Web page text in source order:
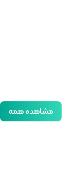
مشاهده همه